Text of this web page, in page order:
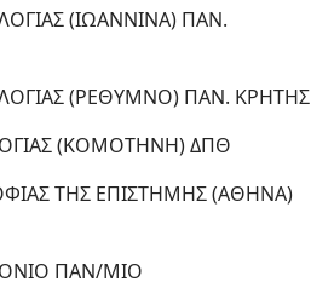
(ΙΩΑΝΝΙΝΑ) ΠΑΝ.
(ΡΕΘΥΜΝΟ) ΠΑΝ. ΚΡΗΤΗΣ
(ΚΟΜΟΤΗΝΗ) ΔΠΘ
ΤΗΣ ΕΠΙΣΤΗΜΗΣ (ΑΘΗΝΑ)
ΠΑΝ/ΜΙΟ